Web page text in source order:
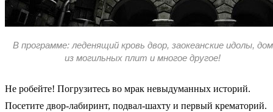
В программе: леденящий кровь двор, заокеанские идолы, дом
из могильных плит и многое другое!
Не робейте! Погрузитесь во мрак невыдуманных историй.
Посетите двор-лабиринт, подвал-шахту и первый крематорий.